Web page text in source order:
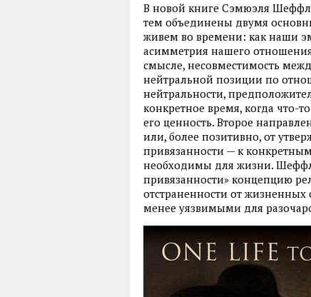
В новой книге Сэмюэля
тем объединены двумя
живем во времени: как наши
асимметрия нашего
смысле, несовместимость
нейтральной позиции по
нейтральности,
конкретное время, когда что-
его ценность. Второе
или, более позитивно, от
привязанности — к
необходимы для жизни.
привязанности» концепцию
отстраненности от жизненных
менее уязвимыми для